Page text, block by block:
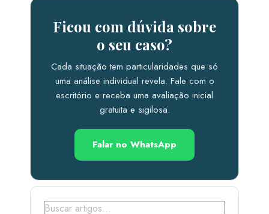
Ficou com dúvida sobre
o seu caso?
Cada situação tem particularidades que só
uma análise individual revela. Fale com o
escritório e receba uma avaliação inicial
gratuita e sigilosa.
Falar no WhatsApp